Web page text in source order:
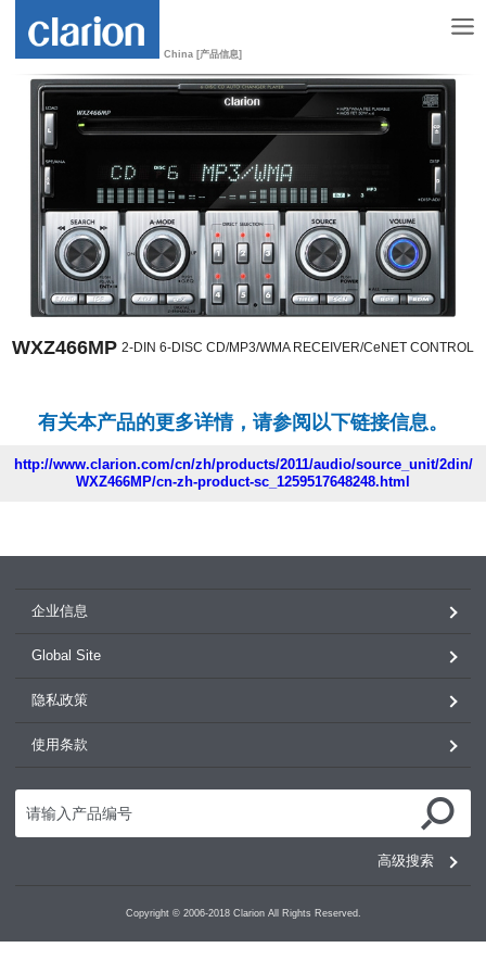
China [产品信息]
WXZ466MP 2-DIN 6-DISC CD/MP3/WMA RECEIVER/CeNET CONTROL
有关本产品的更多详情，请参阅以下链接信息。
http://www.clarion.com/cn/zh/products/2011/audio/source_unit/2din/
WXZ466MP/cn-zh-product-sc_1259517648248.html
企业信息
Global Site
隐私政策
使用条款
高级搜索
Copyright © 2006-2018 Clarion All Rights Reserved.